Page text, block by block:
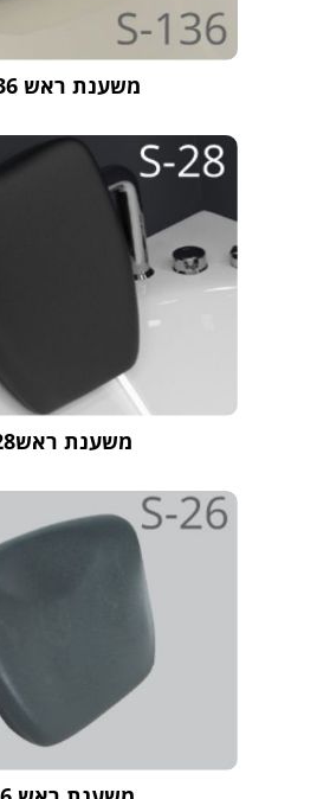
משענת ראש S-136
משענת ראשS-28